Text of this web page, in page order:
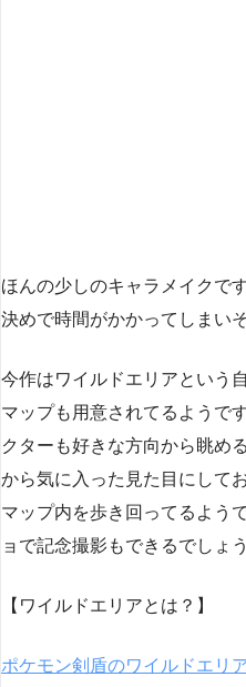
ほんの少しのキャラメイクで
決めで時間がかかってしまい
今作はワイルドエリアという
マップも用意されてるようで
クターも好きな方向から眺め
から気に入った見た目にして
マップ内を歩き回ってるよう
ョで記念撮影もできるでしょう
【ワイルドエリアとは？】
ポケモン剣盾のワイルドエリ